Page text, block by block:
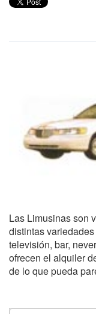
Las Limusinas son
distintas
televisión, bar,
ofrecen el alquiler
de lo que pueda